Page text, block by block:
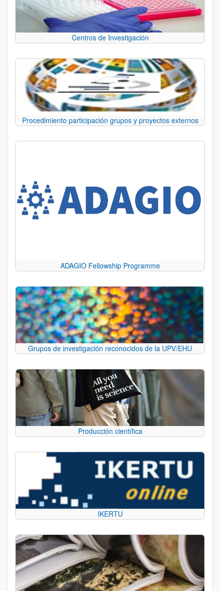
Centros de Investigación
Procedimiento participación grupos y proyectos externos
ADAGIO Fellowship Programme
Grupos de investigación reconocidos de la UPV/EHU
Producción científica
IKERTU